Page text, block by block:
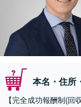
本名・住所
【完全成功報酬制(回